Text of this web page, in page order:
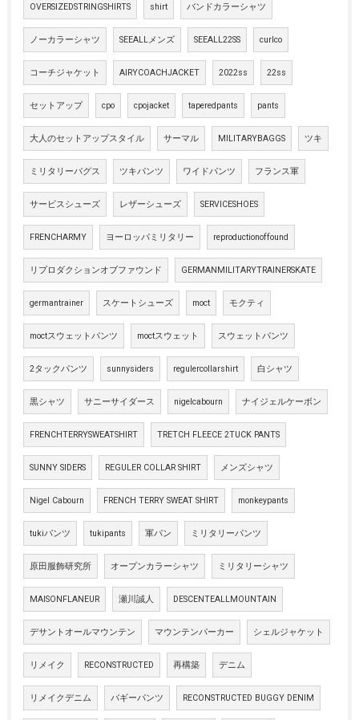
OVERSIZEDSTRINGSHIRTS shirt バンドカラーシャツ
ノーカラーシャツ SEEALLメンズ SEEALL22SS curlco
コーチジャケット AIRYCOACHJACKET 2022ss 22ss
セットアップ cpo cpojacket taperedpants pants
大人のセットアップスタイル サーマル MILITARYBAGGS ツキ
ミリタリーバグス ツキパンツ ワイドパンツ フランス軍
サービスシューズ レザーシューズ SERVICESHOES
FRENCHARMY ヨーロッパミリタリー reproductionoffound
リプロダクションオブファウンド GERMANMILITARYTRAINERSKATE
germantrainer スケートシューズ moct モクティ
moctスウェットパンツ moctスウェット スウェットパンツ
2タックパンツ sunnysiders regulercollarshirt 白シャツ
黒シャツ サニーサイダース nigelcabourn ナイジェルケーボン
FRENCHTERRYSWEATSHIRT TRETCH FLEECE 2TUCK PANTS
SUNNY SIDERS REGULER COLLAR SHIRT メンズシャツ
Nigel Cabourn FRENCH TERRY SWEAT SHIRT monkeypants
tukiパンツ tukipants 軍パン ミリタリーパンツ
原田服飾研究所 オープンカラーシャツ ミリタリーシャツ
MAISONFLANEUR 瀬川誠人 DESCENTEALLMOUNTAIN
デサントオールマウンテン マウンテンパーカー シェルジャケット
リメイク RECONSTRUCTED 再構築 デニム
リメイクデニム バギーパンツ RECONSTRUCTED BUGGY DENIM